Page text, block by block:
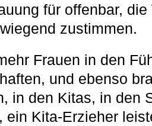
für offenbar,
zustimmen.
Frauen in den
und ebenso
in den Kitas, in den
ein Kita-Erzieher